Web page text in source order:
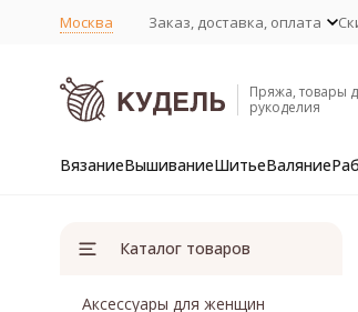
Москва Заказ, доставка, оплата
Пряжа, товары
рукоделия
ВязаниеВышиваниеШитьеВаляние
Каталог товаров
Аксессуары для женщин